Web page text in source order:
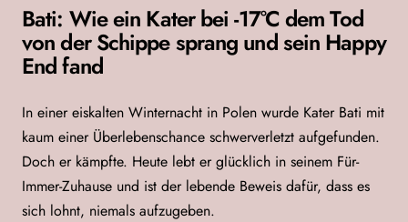
Bati: Wie ein Kater bei -17°C dem Tod
von der Schippe sprang und sein Happy
End fand
In einer eiskalten Winternacht in Polen wurde Kater Bati mit
kaum einer Überlebenschance schwerverletzt aufgefunden.
Doch er kämpfte. Heute lebt er glücklich in seinem Für-
Immer-Zuhause und ist der lebende Beweis dafür, dass es
sich lohnt, niemals aufzugeben.